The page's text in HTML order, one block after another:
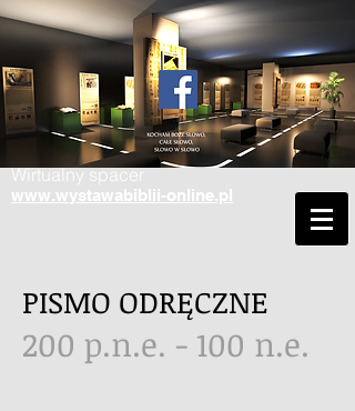
Wirtualny spacer
www.wystawabiblii-online.pl
PISMO ODRĘCZNE
200 p.n.e. - 100 n.e.